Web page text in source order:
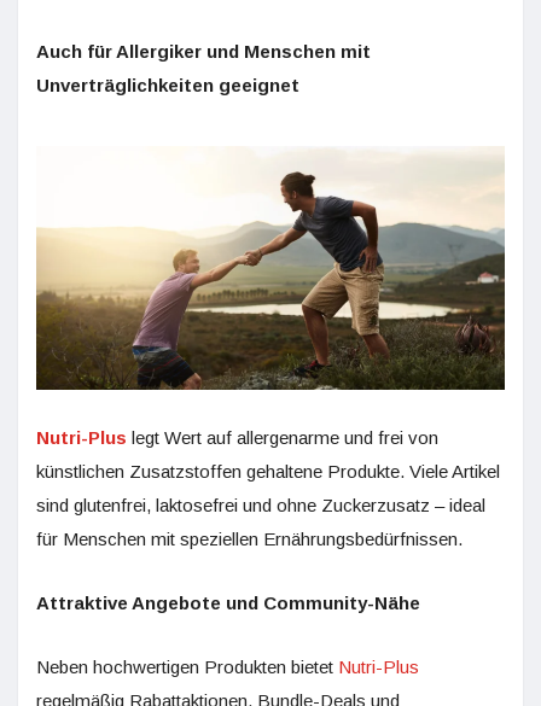
Auch für Allergiker und Menschen mit
Unverträglichkeiten geeignet
Nutri-Plus legt Wert auf allergenarme und frei von
künstlichen Zusatzstoffen gehaltene Produkte. Viele Artikel
sind glutenfrei, laktosefrei und ohne Zuckerzusatz – ideal
für Menschen mit speziellen Ernährungsbedürfnissen.
Attraktive Angebote und Community-Nähe
Neben hochwertigen Produkten bietet Nutri-Plus
regelmäßig Rabattaktionen, Bundle-Deals und